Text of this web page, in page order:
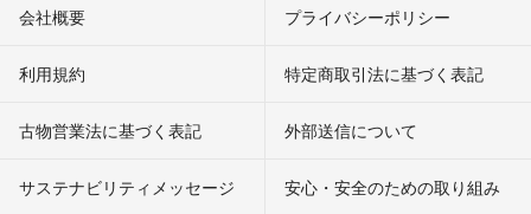
会社概要 プライバシーポリシー
利用規約 特定商取引法に基づく表記
古物営業法に基づく表記 外部送信について
サステナビリティメッセージ 安心・安全のための取り組み